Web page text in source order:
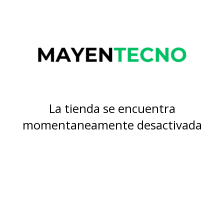
La tienda se encuentra
momentaneamente desactivada